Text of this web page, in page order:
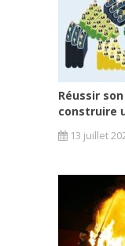
Réussir
construire
13 juillet